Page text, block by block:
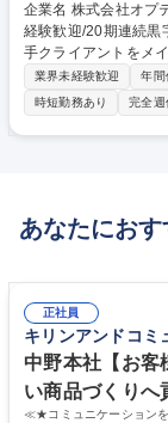
企業名 株式会社オプティマイザー 求人名 【
経験歓迎/20期連続黒字/インセ
手クライアントをメ
ーケティング営業を
費用対効果を上げたい等
細】■課題・広告予
実施 ■効果検証・フ
す。営業として独り
す。目標数値だけで
り、数字に表れない部分
bマーケティング営
業界未経験歓迎 年間
時短勤務あり
完全週
あなたにおす
正社員
キリンアンドコミ
中野本社【お客
い商品づくりへ
≪★コミュニケーション